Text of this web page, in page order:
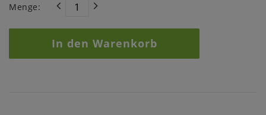
Menge:
In den Warenkorb